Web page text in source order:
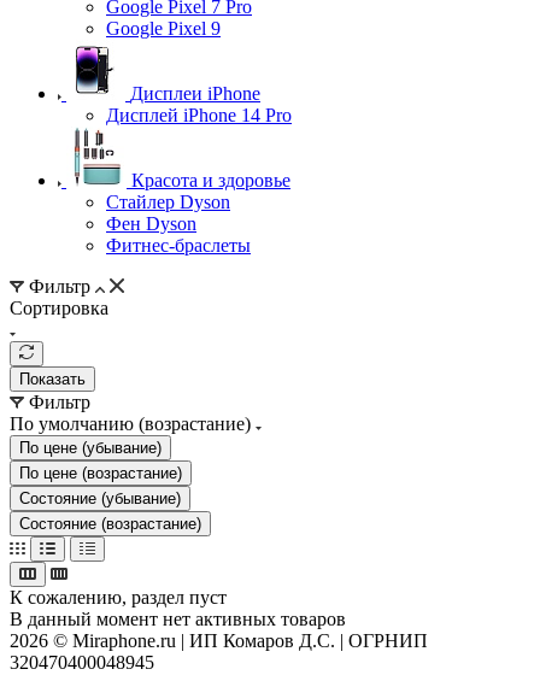
Google Pixel 7 Pro
Google Pixel 9
Дисплеи iPhone
Дисплей iPhone 14 Pro
Красота и здоровье
Стайлер Dyson
Фен Dyson
Фитнес-браслеты
Фильтр
Сортировка
Показать
Фильтр
По умолчанию (возрастание)
По цене (убывание)
По цене (возрастание)
Состояние (убывание)
Состояние (возрастание)
К сожалению, раздел пуст
В данный момент нет активных товаров
2026 © Miraphone.ru | ИП Комаров Д.С. | ОГРНИП
320470400048945